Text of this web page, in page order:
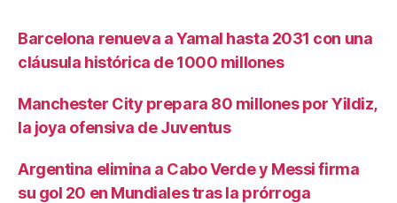
Barcelona renueva a Yamal hasta 2031 con una
cláusula histórica de 1000 millones
Manchester City prepara 80 millones por Yildiz,
la joya ofensiva de Juventus
Argentina elimina a Cabo Verde y Messi firma
su gol 20 en Mundiales tras la prórroga